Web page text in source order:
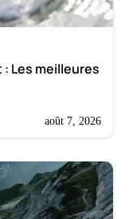
Les meilleures
août 7, 2026